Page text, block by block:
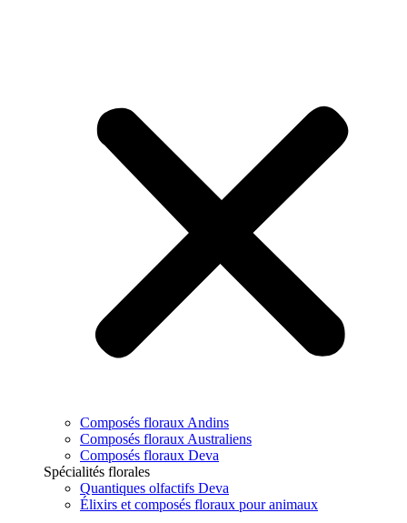
Composés floraux Andins
Composés floraux Australiens
Composés floraux Deva
Spécialités florales
Quantiques olfactifs Deva
Élixirs et composés floraux pour animaux